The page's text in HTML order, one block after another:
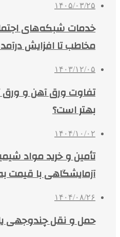
۱۴۰۵/۰۳/۲۵
مخاطب تا افزایش
۱۴۰۳/۱۲/۰۵
تفاوت ورق آهن و ورق
بهتر است؟
۱۴۰۴/۱۰/۰۲
تأمین و خرید مواد
آزمایشگاهی با قیمت
۱۴۰۴/۰۸/۲۶
حمل و نقل چندوجهی